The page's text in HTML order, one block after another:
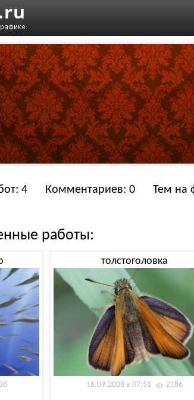
4 Комментариев: 0 Тем на
работы:
толстоголовка
16.09.2008 в 07:51 2186